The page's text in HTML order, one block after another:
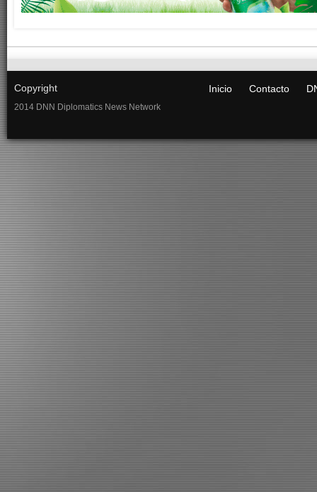
Copyright
2014 DNN Diplomatics News Network
Inicio Contacto